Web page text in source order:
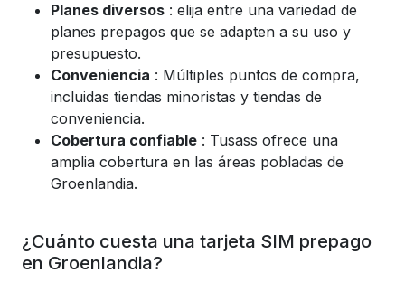
Planes diversos : elija entre una variedad de
planes prepagos que se adapten a su uso y
presupuesto.
Conveniencia : Múltiples puntos de compra,
incluidas tiendas minoristas y tiendas de
conveniencia.
Cobertura confiable : Tusass ofrece una
amplia cobertura en las áreas pobladas de
Groenlandia.
¿Cuánto cuesta una tarjeta SIM prepago
en Groenlandia?